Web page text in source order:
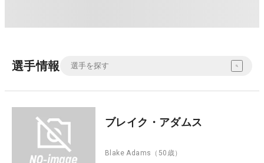
選手情報
ブレイク・アダムス
Blake Adams （50歳）